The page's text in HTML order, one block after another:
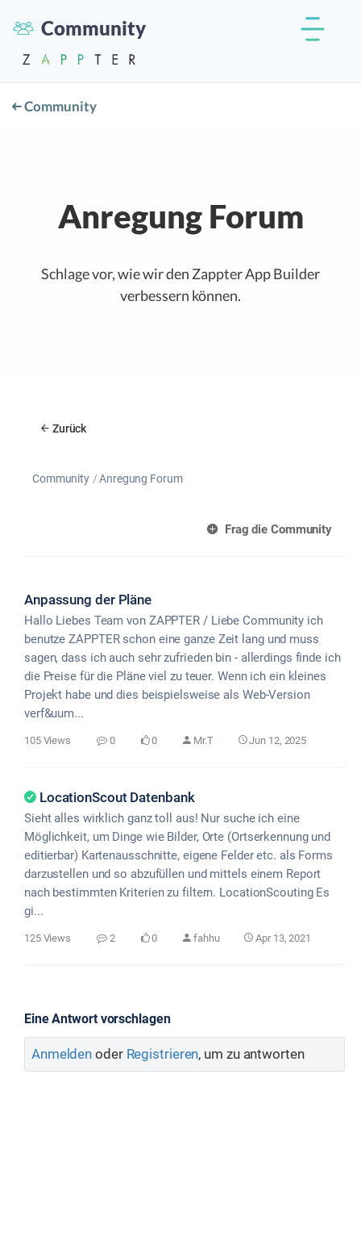
Community
Community
Anregung Forum
Schlage vor, wie wir den Zappter App Builder
verbessern können.
Zurück
Community Anregung Forum
Frag die Community
Anpassung der Pläne
Hallo Liebes Team von ZAPPTER / Liebe Community ich
benutze ZAPPTER schon eine ganze Zeit lang und muss
sagen, dass ich auch sehr zufrieden bin - allerdings finde ich
die Preise für die Pläne viel zu teuer. Wenn ich ein kleines
Projekt habe und dies beispielsweise als Web-Version
verf&uum...
105 Views 0 0 Mr.T Jun 12, 2025
LocationScout Datenbank
Sieht alles wirklich ganz toll aus! Nur suche ich eine
Möglichkeit, um Dinge wie Bilder, Orte (Ortserkennung und
editierbar) Kartenausschnitte, eigene Felder etc. als Forms
darzustellen und so abzufüllen und mittels einem Report
nach bestimmten Kriterien zu filtern. LocationScouting Es
gi...
125 Views 2 0 fahhu Apr 13, 2021
Eine Antwort vorschlagen
Anmelden oder Registrieren, um zu antworten